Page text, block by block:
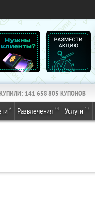
КУПИЛИ: 141 658 805 КУПОНОВ
6 Развлечения 24 Услуги 12